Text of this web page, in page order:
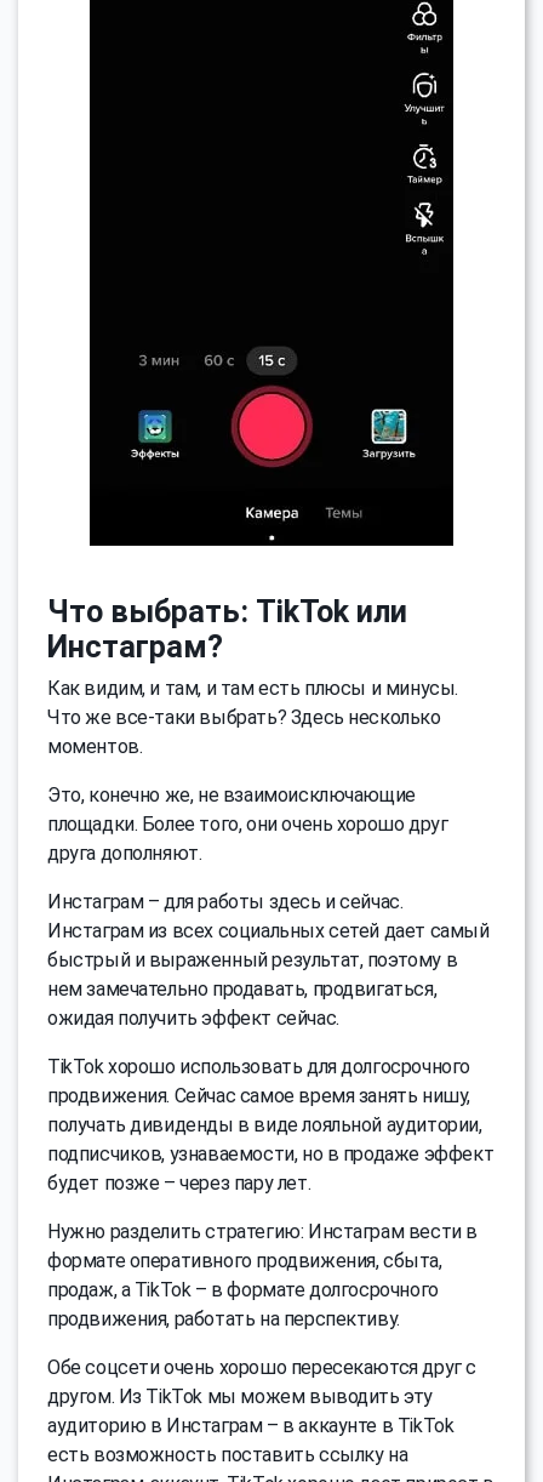
Что выбрать: TikTok или
Инстаграм?
Как видим, и там, и там есть плюсы и минусы.
Что же все-таки выбрать? Здесь несколько
моментов.
Это, конечно же, не взаимоисключающие
площадки. Более того, они очень хорошо друг
друга дополняют.
Инстаграм – для работы здесь и сейчас.
Инстаграм из всех социальных сетей дает самый
быстрый и выраженный результат, поэтому в
нем замечательно продавать, продвигаться,
ожидая получить эффект сейчас.
TikTok хорошо использовать для долгосрочного
продвижения. Сейчас самое время занять нишу,
получать дивиденды в виде лояльной аудитории,
подписчиков, узнаваемости, но в продаже эффект
будет позже – через пару лет.
Нужно разделить стратегию: Инстаграм вести в
формате оперативного продвижения, сбыта,
продаж, а TikTok – в формате долгосрочного
продвижения, работать на перспективу.
Обе соцсети очень хорошо пересекаются друг с
другом. Из TikTok мы можем выводить эту
аудиторию в Инстаграм – в аккаунте в TikTok
есть возможность поставить ссылку на